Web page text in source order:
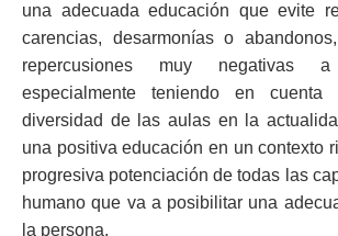
una adecuada educación que evite
carencias, desarmonías o
repercusiones muy negativas
especialmente teniendo en
diversidad de las aulas en la
una positiva educación en un contexto
progresiva potenciación de todas las
humano que va a posibilitar una
la persona.